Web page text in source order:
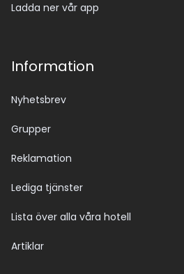
Ladda ner vår app
Information
Nyhetsbrev
Grupper
Reklamation
Lediga tjänster
Lista över alla våra hotell
Artiklar